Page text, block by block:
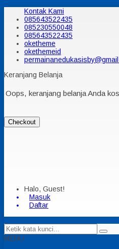
Kontak Kami
085643522435
085230550048
085643522435
oketheme
okethemeid
Keranjang Belanja
Oops, keranjang belanja Anda
Checkout
Halo, Guest!
Masuk
Daftar
MENU